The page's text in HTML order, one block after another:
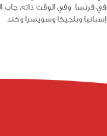
في فرنسا. وفي الوقت ذاته، جاب
إسبانيا وبلجيكا وسويسرا وكند